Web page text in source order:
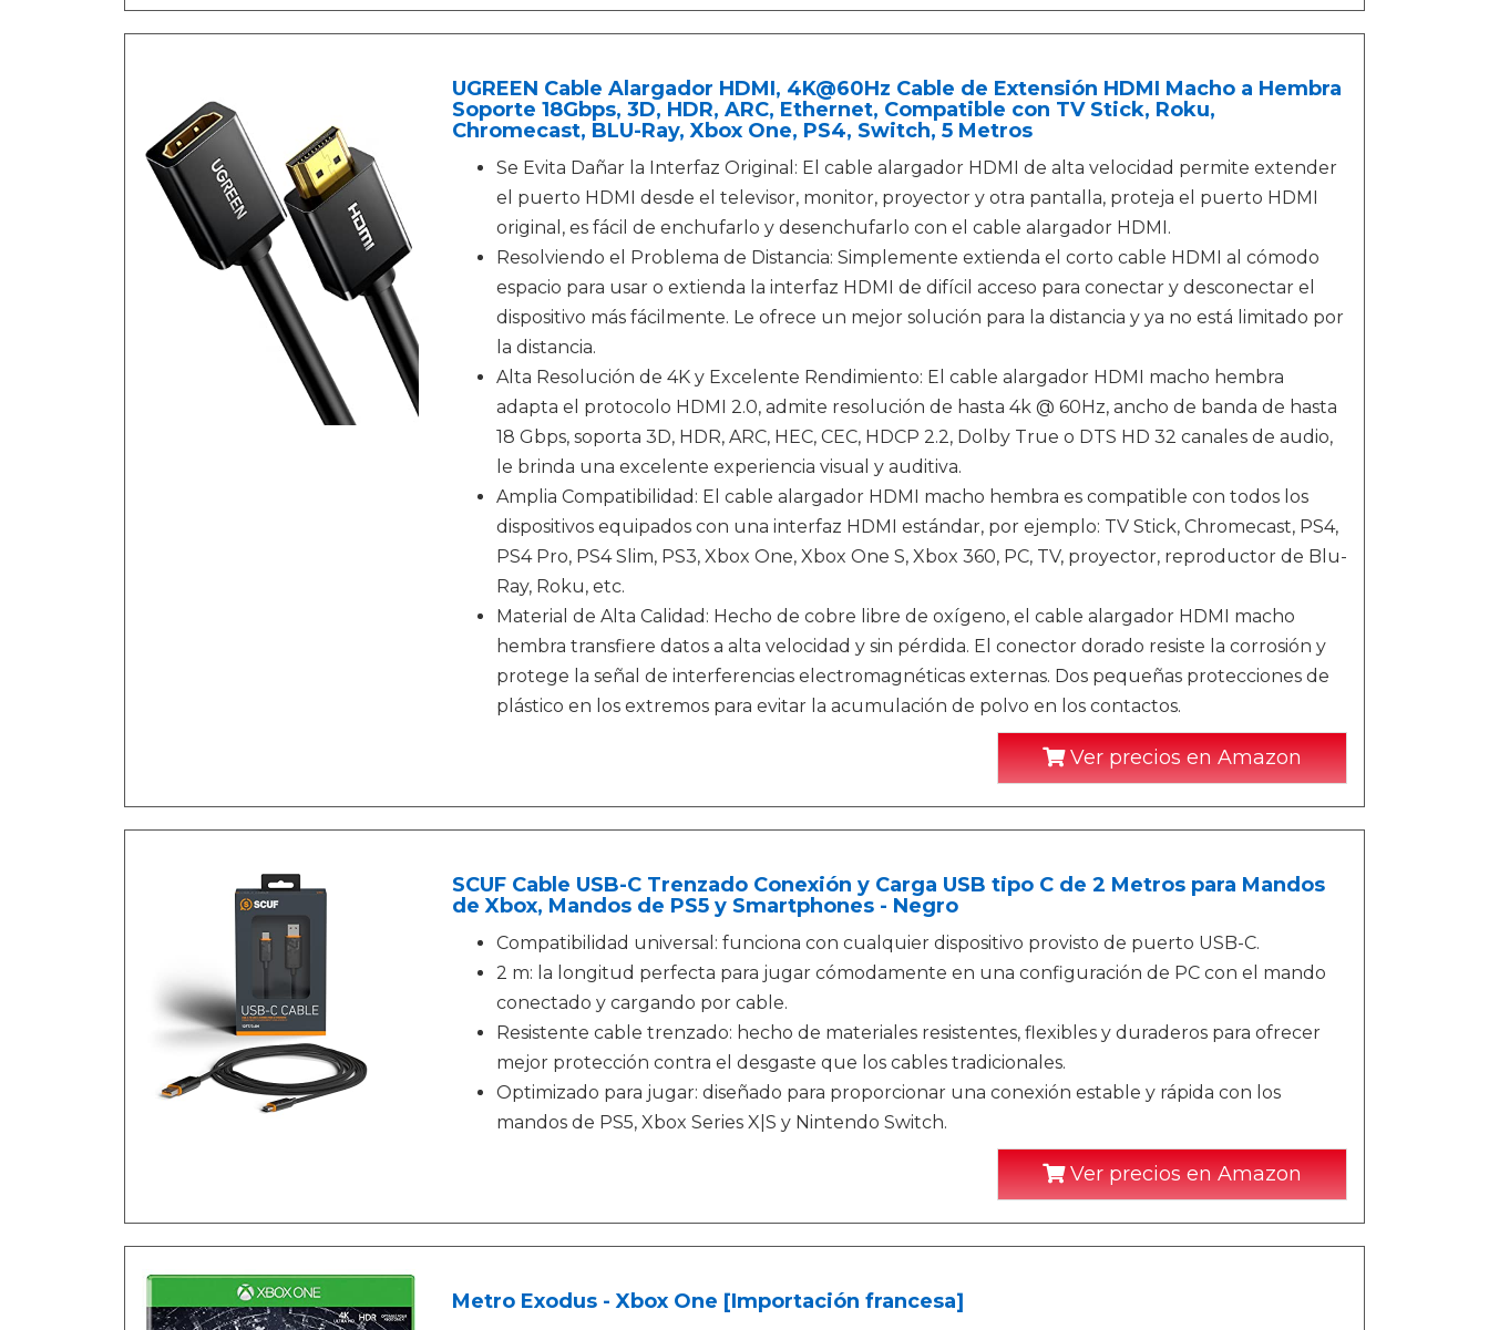
UGREEN Cable Alargador HDMI, 4K@60Hz Cable de Extensión HDMI Macho a Hembra
Soporte 18Gbps, 3D, HDR, ARC, Ethernet, Compatible con TV Stick, Roku,
Chromecast, BLU-Ray, Xbox One, PS4, Switch, 5 Metros
Se Evita Dañar la Interfaz Original: El cable alargador HDMI de alta velocidad permite extender
el puerto HDMI desde el televisor, monitor, proyector y otra pantalla, proteja el puerto HDMI
original, es fácil de enchufarlo y desenchufarlo con el cable alargador HDMI.
Resolviendo el Problema de Distancia: Simplemente extienda el corto cable HDMI al cómodo
espacio para usar o extienda la interfaz HDMI de difícil acceso para conectar y desconectar el
dispositivo más fácilmente. Le ofrece un mejor solución para la distancia y ya no está limitado por
la distancia.
Alta Resolución de 4K y Excelente Rendimiento: El cable alargador HDMI macho hembra
adapta el protocolo HDMI 2.0, admite resolución de hasta 4k @ 60Hz, ancho de banda de hasta
18 Gbps, soporta 3D, HDR, ARC, HEC, CEC, HDCP 2.2, Dolby True o DTS HD 32 canales de audio,
le brinda una excelente experiencia visual y auditiva.
Amplia Compatibilidad: El cable alargador HDMI macho hembra es compatible con todos los
dispositivos equipados con una interfaz HDMI estándar, por ejemplo: TV Stick, Chromecast, PS4,
PS4 Pro, PS4 Slim, PS3, Xbox One, Xbox One S, Xbox 360, PC, TV, proyector, reproductor de Blu-
Ray, Roku, etc.
Material de Alta Calidad: Hecho de cobre libre de oxígeno, el cable alargador HDMI macho
hembra transfiere datos a alta velocidad y sin pérdida. El conector dorado resiste la corrosión y
protege la señal de interferencias electromagnéticas externas. Dos pequeñas protecciones de
plástico en los extremos para evitar la acumulación de polvo en los contactos.
Ver precios en Amazon
SCUF Cable USB-C Trenzado Conexión y Carga USB tipo C de 2 Metros para Mandos
de Xbox, Mandos de PS5 y Smartphones - Negro
Compatibilidad universal: funciona con cualquier dispositivo provisto de puerto USB-C.
2 m: la longitud perfecta para jugar cómodamente en una configuración de PC con el mando
conectado y cargando por cable.
Resistente cable trenzado: hecho de materiales resistentes, flexibles y duraderos para ofrecer
mejor protección contra el desgaste que los cables tradicionales.
Optimizado para jugar: diseñado para proporcionar una conexión estable y rápida con los
mandos de PS5, Xbox Series X|S y Nintendo Switch.
Ver precios en Amazon
Metro Exodus - Xbox One [Importación francesa]